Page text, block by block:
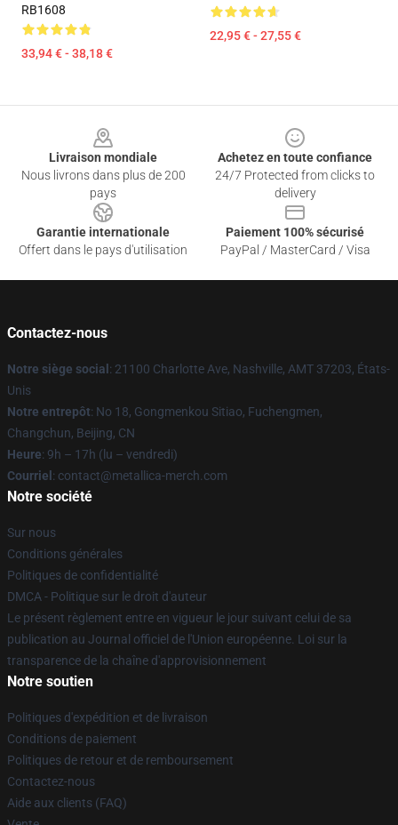
RB1608
33,94 € - 38,18 €
22,95 € - 27,55 €
Livraison mondiale
Nous livrons dans plus de 200
pays
Achetez en toute confiance
24/7 Protected from clicks to
delivery
Garantie internationale
Offert dans le pays d'utilisation
Paiement 100% sécurisé
PayPal / MasterCard / Visa
Contactez-nous
Notre siège social : 21100 Charlotte Ave, Nashville, AMT 37203, États-
Unis
Notre entrepôt: No 18, Gongmenkou Sitiao, Fuchengmen,
Changchun, Beijing, CN
Heure: 9h – 17h (lu – vendredi)
Courriel : contact@metallica-merch.com
Notre société
Sur nous
Conditions générales
Politiques de confidentialité
DMCA - Politique sur le droit d'auteur
Le présent règlement entre en vigueur le jour suivant celui de sa
publication au Journal officiel de l'Union européenne. Loi sur la
transparence de la chaîne d'approvisionnement
Notre soutien
Politiques d'expédition et de livraison
Conditions de paiement
Politiques de retour et de remboursement
Contactez-nous
Aide aux clients (FAQ)